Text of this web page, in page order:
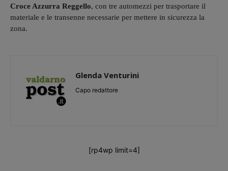
Croce Azzurra Reggello, con tre automezzi per trasportare il
materiale e le transenne necessarie per mettere in sicurezza la
zona.
Glenda Venturini
Capo redattore
[rp4wp limit=4]